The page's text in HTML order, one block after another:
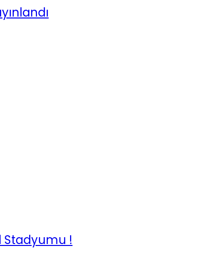
Stadyumu !